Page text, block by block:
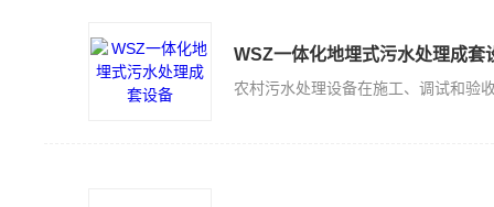
WSZ一体化地埋式污水处理成套